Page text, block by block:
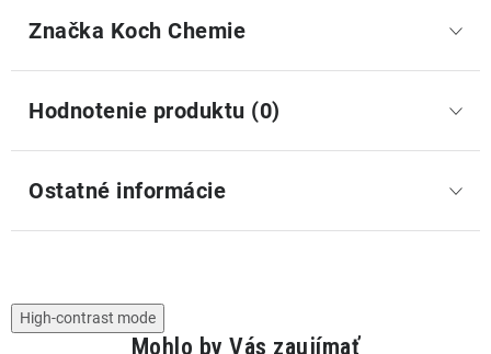
Značka Koch Chemie
Hodnotenie produktu (0)
Ostatné informácie
High-contrast mode
Mohlo by Vás zaujímať